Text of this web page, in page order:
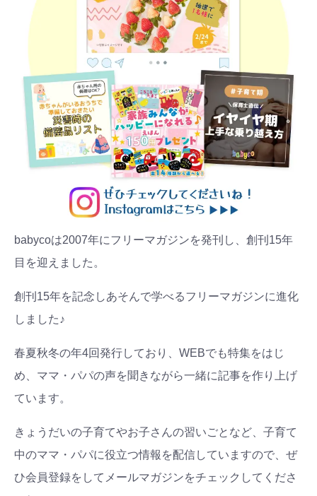
babycoは2007年にフリーマガジンを発刊し、創刊15年
目を迎えました。
創刊15年を記念しあそんで学べるフリーマガジンに進化
しました♪
春夏秋冬の年4回発行しており、WEBでも特集をはじ
め、ママ・パパの声を聞きながら一緒に記事を作り上げ
ています。
きょうだいの子育てやお子さんの習いごとなど、子育て
中のママ・パパに役立つ情報を配信していますので、ぜ
ひ会員登録をしてメールマガジンをチェックしてくださ